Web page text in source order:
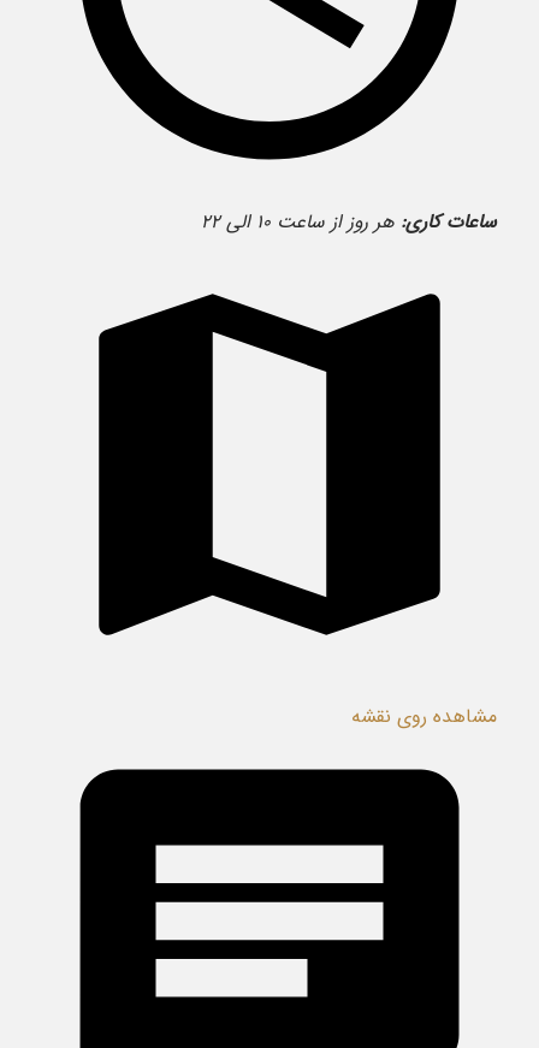
ساعات کاری: هر روز از ساعت ۱۰ الی ۲۲
مشاهده روی نقشه